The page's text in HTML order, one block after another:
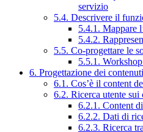
servizio
5.4. Descrivere il
5.4.1. Mappare
5.4.2.
5.5. Co-progettare le
5.5.1.
6. Progettazione dei contenuti
6.1. Cos’è il content
6.2. Ricerca utente
6.2.1. Content
6.2.2. Dati di
6.2.3. Ricerca